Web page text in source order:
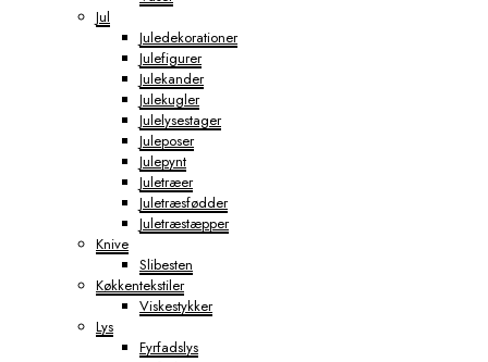
Jul
Juledekorationer
Julefigurer
Julekander
Julekugler
Julelysestager
Juleposer
Julepynt
Juletræer
Juletræsfødder
Juletræstæpper
Knive
Slibesten
Køkkentekstiler
Viskestykker
Lys
Fyrfadslys